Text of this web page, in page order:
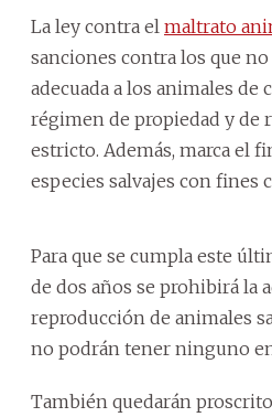
La ley contra el maltrato
sanciones contra los que
adecuada a los animales de
régimen de propiedad y de
estricto. Además, marca el
especies salvajes con fines
Para que se cumpla este
de dos años se prohibirá la
reproducción de animales
no podrán tener ninguno
También quedarán